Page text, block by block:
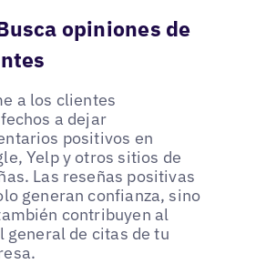
opiniones de
a los clientes
a dejar
positivos en
Yelp y otros sitios de
Las reseñas positivas
generan confianza, sino
contribuyen al
general de citas de tu